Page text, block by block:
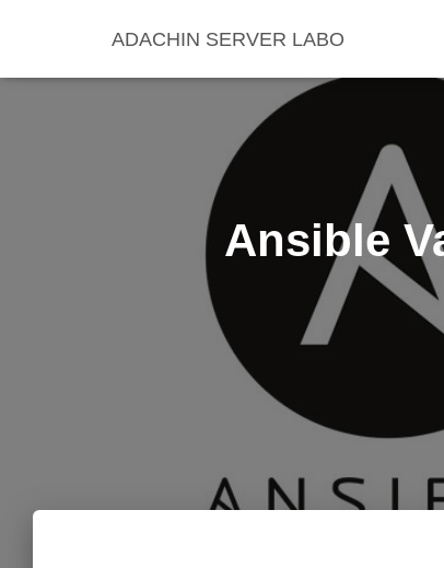
ADACHIN SERVER LABO
Ansible